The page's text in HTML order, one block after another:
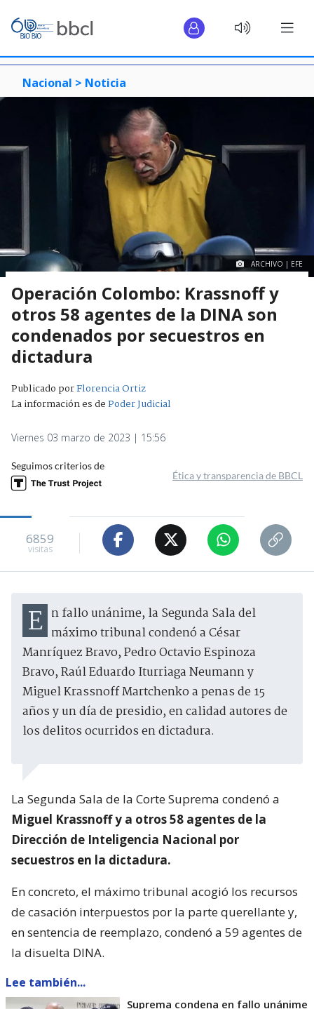
Nacional > Noticia
ARCHIVO | EFE
Operación Colombo: Krassnoff y
otros 58 agentes de la DINA son
condenados por secuestros en
dictadura
Publicado porFlorencia Ortiz
La información es dePoder Judicial
Viernes 03 marzo de 2023 | 15:56
Seguimos criterios de
Ética y transparencia de BBCL
6859
visitas
En fallo unánime, la Segunda Sala del máximo tribunal condenó a César
Manríquez Bravo, Pedro Octavio Espinoza
Bravo, Raúl Eduardo Iturriaga Neumann y
Miguel Krassnoff Martchenko a penas de 15
años y un día de presidio, en calidad autores de
los delitos ocurridos en dictadura.
La Segunda Sala de la Corte Suprema condenó a
Miguel Krassnoff y a otros 58 agentes de la
Dirección de Inteligencia Nacional por
secuestros en la dictadura.
En concreto, el máximo tribunal acogió los recursos
de casación interpuestos por la parte querellante y,
en sentencia de reemplazo, condenó a 59 agentes de
la disuelta DINA.
Lee también...
Suprema condena en fallo unánime